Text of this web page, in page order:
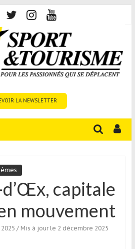
LA NEWSLETTER
capitale
mouvement
/ Mis à jour le 2 décembre 2025